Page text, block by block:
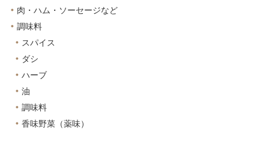
肉・ハム・ソーセージなど
調味料
スパイス
ダシ
ハーブ
油
調味料
香味野菜（薬味）